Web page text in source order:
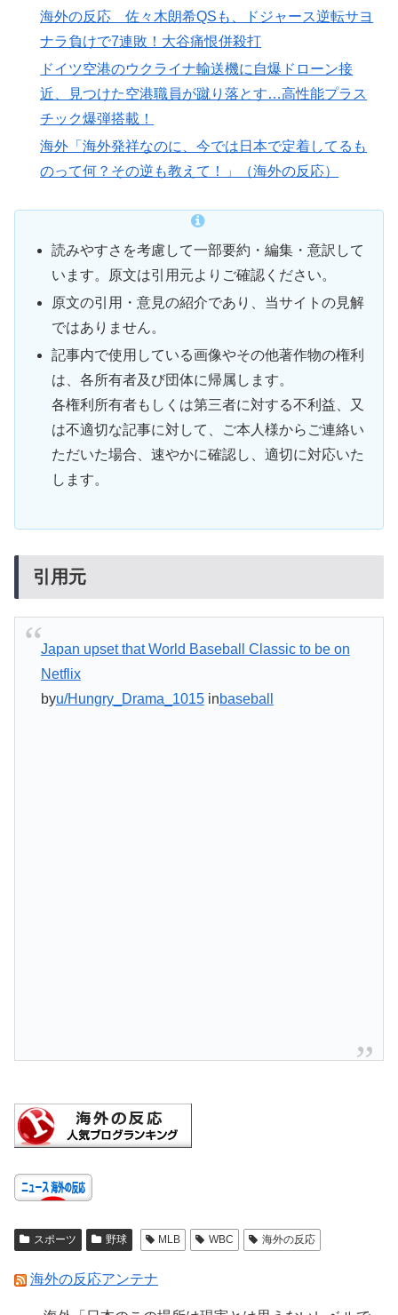
海外の反応 佐々木朗希QSも、ドジャース逆転サヨ
ナラ負けで7連敗！大谷痛恨併殺打
ドイツ空港のウクライナ輸送機に自爆ドローン接
近、見つけた空港職員が蹴り落とす…高性能プラス
チック爆弾搭載！
海外「海外発祥なのに、今では日本で定着してるも
のって何？その逆も教えて！」（海外の反応）
読みやすさを考慮して一部要約・編集・意訳して
います。原文は引用元よりご確認ください。
原文の引用・意見の紹介であり、当サイトの見解
ではありません。
記事内で使用している画像やその他著作物の権利
は、各所有者及び団体に帰属します。
各権利所有者もしくは第三者に対する不利益、又
は不適切な記事に対して、ご本人様からご連絡い
ただいた場合、速やかに確認し、適切に対応いた
します。
引用元
Japan upset that World Baseball Classic to be on
Netflix
byu/Hungry_Drama_1015inbaseball
スポーツ 野球 MLB WBC 海外の反応
海外の反応アンテナ